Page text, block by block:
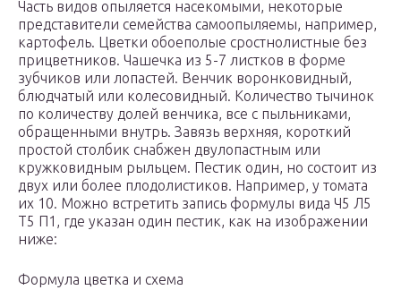
Часть видов опыляется насекомыми, некоторые
представители семейства самоопыляемы, например,
картофель. Цветки обоеполые сростнолистные без
прицветников. Чашечка из 5-7 листков в форме
зубчиков или лопастей. Венчик воронковидный,
блюдчатый или колесовидный. Количество тычинок
по количеству долей венчика, все с пыльниками,
обращенными внутрь. Завязь верхняя, короткий
простой столбик снабжен двулопастным или
кружковидным рыльцем. Пестик один, но состоит из
двух или более плодолистиков. Например, у томата
их 10. Можно встретить запись формулы вида Ч5 Л5
Т5 П1, где указан один пестик, как на изображении
ниже:
Формула цветка и схема